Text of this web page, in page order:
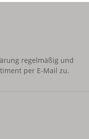
regelmäßig und
per E-Mail zu.